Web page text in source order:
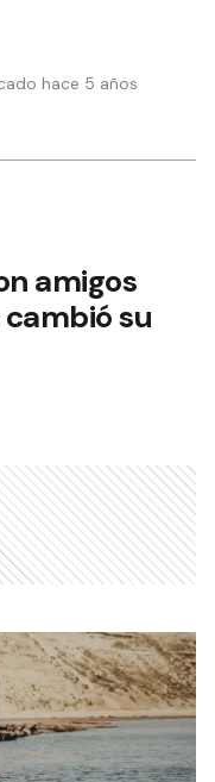
hace 5 años
amigos
su